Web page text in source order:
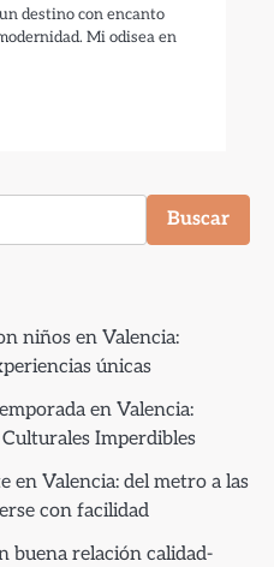
destino con encanto
Mi odisea en
Buscar
niños en Valencia:
únicas
en Valencia:
Imperdibles
en Valencia: del metro a las
con facilidad
buena relación calidad-